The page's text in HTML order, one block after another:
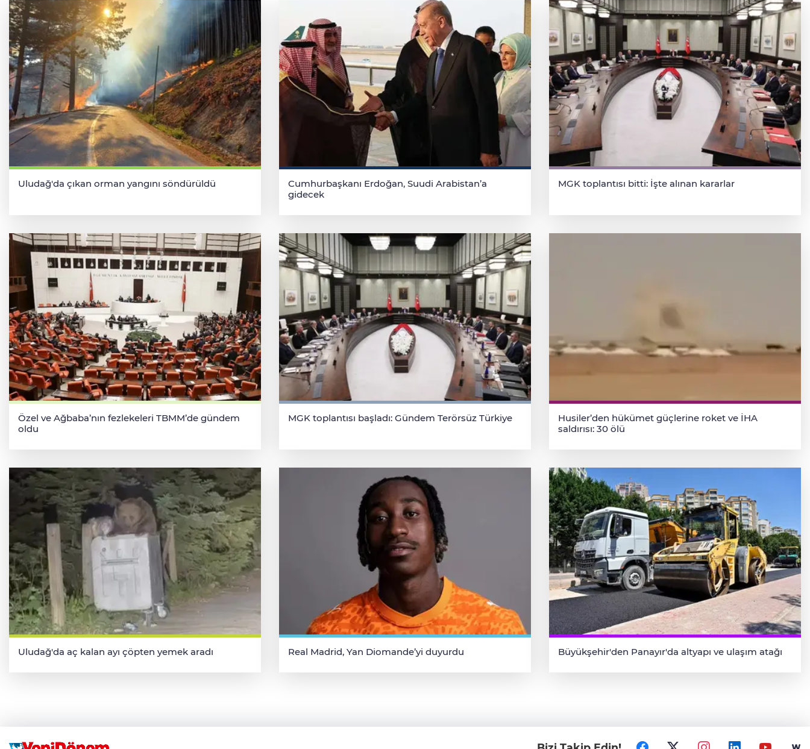
Uludağ'da çıkan orman yangını söndürüldü
Cumhurbaşkanı Erdoğan, Suudi Arabistan’a
gidecek
MGK toplantısı bitti: İşte alınan kararlar
Özel ve Ağbaba’nın fezlekeleri TBMM’de gündem
oldu
MGK toplantısı başladı: Gündem Terörsüz Türkiye
Husiler’den hükümet güçlerine roket ve İHA
saldırısı: 30 ölü
Uludağ'da aç kalan ayı çöpten yemek aradı Real Madrid, Yan Diomande’yi duyurdu Büyükşehir'den Panayır'da altyapı ve ulaşım atağı